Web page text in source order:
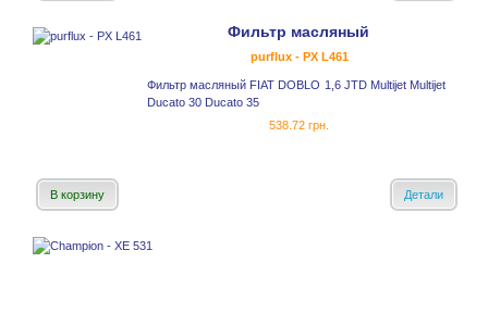
Фильтр масляный
purflux - PX L461
Фильтр масляный FIAT DOBLO 1,6 JTD Multijet Multijet
Ducato 30 Ducato 35
538.72 грн.
В корзину Детали